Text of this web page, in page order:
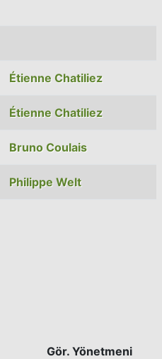
Étienne Chatiliez
Étienne Chatiliez
Bruno Coulais
Philippe Welt
Gör. Yönetmeni